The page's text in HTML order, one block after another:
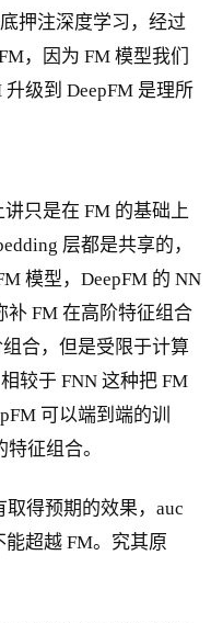
押注深度学习，经过
，因为 FM 模型我们
级到 DeepFM 是理所
只是在 FM 的基础上
层都是共享的，
模型，DeepFM 的 NN
FM 在高阶特征组合
合，但是受限于计算
较于 FNN 这种把 FM
可以端到端的训
征组合。
取得预期的效果，auc
超越 FM。究其原